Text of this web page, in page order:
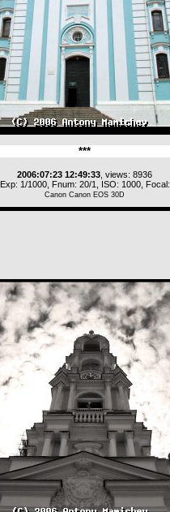
***
2006:07:23 12:49:33 , views: 8936
Exp: 1/1000, Fnum: 20/1, ISO: 1000, Focal:
Canon Canon EOS 30D